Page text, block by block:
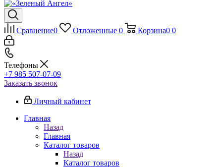
Сравнение0 Отложенные 0 Корзина0 0
Телефоны
+7 985 507-07-09
Заказать звонок
Личный кабинет
Главная
Назад
Главная
Каталог товаров
Назад
Каталог товаров